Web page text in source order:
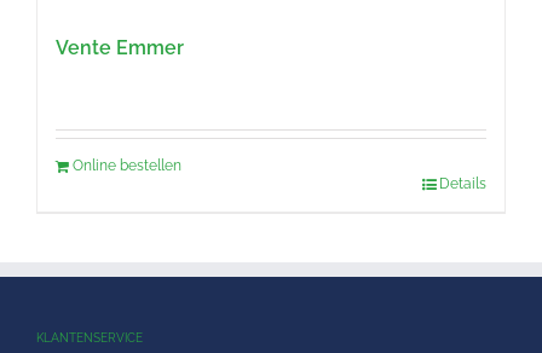
Vente Emmer
Online bestellen
Details
KLANTENSERVICE